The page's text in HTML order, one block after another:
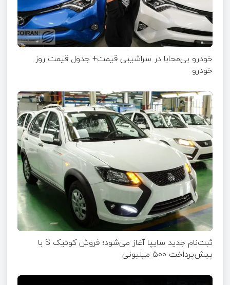
خودرو بی‌محابا در سراشیبی قیمت+ جدول قیمت روز
خودرو
ثبت‌نام جدید سایپا آغاز می‌شود؛ فروش کوئیک S با
پیش‌پرداخت ۵۰۰ میلیونی